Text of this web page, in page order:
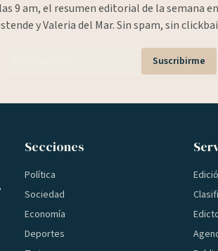
9 am, el resumen editorial de la semana
y Valeria del Mar. Sin spam, sin
Suscribirme
Secciones
Política
Sociedad
Economía
Deportes